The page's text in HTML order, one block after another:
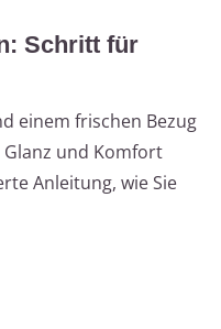
Schritt für
einem frischen Bezug
und Komfort
Anleitung, wie Sie